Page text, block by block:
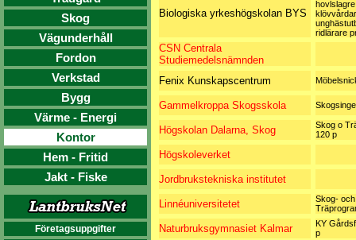
Skog
Vägunderhåll
Fordon
Verkstad
Bygg
Värme - Energi
Kontor
Hem - Fritid
Jakt - Fiske
Företagsuppgifter
Biologiska yrkeshögskolan BYS
ridlärare
CSN Centrala
Studiemedelsnämnden
Fenix Kunskapscentrum
Gammelkroppa Skogsskola
Högskolan Dalarna, Skog
Skog o
120 p
Högskoleverket
Jordbrukstekniska institutet
Linnéuniversitetet
Skog- och
Naturbruksgymnasiet Kalmar
KY
p